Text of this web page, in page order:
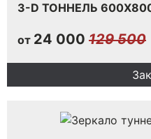
3-D ТОННЕЛЬ
от 24 000 129 500